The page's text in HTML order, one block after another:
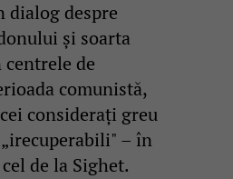
dialog despre
și soarta
de
comunistă,
considerați greu
– în
de la Sighet.